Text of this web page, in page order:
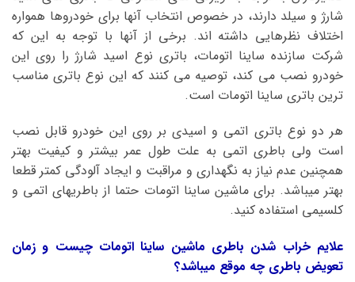
شارژ و سیلد دارند، در خصوص انتخاب آنها برای خودروها همواره
اختلاف نظرهایی داشته اند. برخی از آنها با توجه به این که
شرکت سازنده ساینا اتومات، باتری نوع اسید شارژ را روی این
خودرو نصب می کند، توصیه می کنند که این نوع باتری مناسب
ترین باتری ساینا اتومات است.
هر دو نوع باتری اتمی و اسیدی بر روی این خودرو قابل نصب
است ولی باطری اتمی به علت طول عمر بیشتر و کیفیت بهتر
همچنین عدم نیاز به نگهداری و مراقبت و ایجاد آلودگی کمتر قطعا
بهتر میباشد. برای ماشین ساینا اتومات حتما از باطریهای اتمی و
کلسیمی استفاده کنید.
علایم خراب شدن باطری ماشین ساینا اتومات چیست و زمان
تعویض باطری چه موقع میباشد؟